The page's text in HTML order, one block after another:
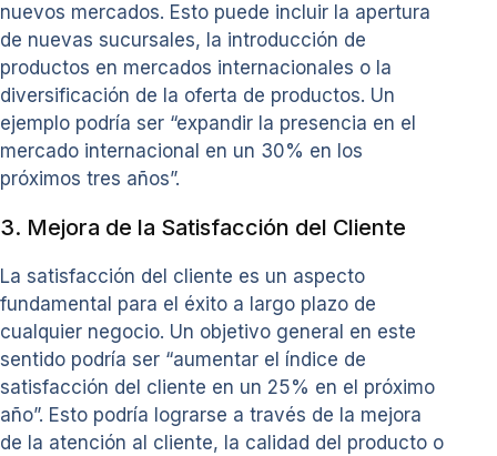
nuevos mercados. Esto puede incluir la apertura
de nuevas sucursales, la introducción de
productos en mercados internacionales o la
diversificación de la oferta de productos. Un
ejemplo podría ser “expandir la presencia en el
mercado internacional en un 30% en los
próximos tres años”.
3. Mejora de la Satisfacción del Cliente
La satisfacción del cliente es un aspecto
fundamental para el éxito a largo plazo de
cualquier negocio. Un objetivo general en este
sentido podría ser “aumentar el índice de
satisfacción del cliente en un 25% en el próximo
año”. Esto podría lograrse a través de la mejora
de la atención al cliente, la calidad del producto o